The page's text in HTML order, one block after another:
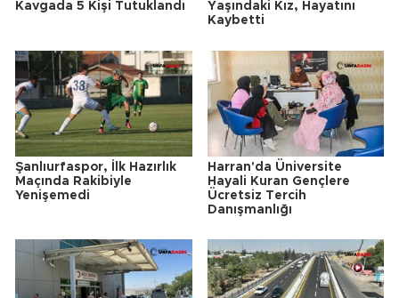
Kavgada 5 Kişi Tutuklandı
Yaşındaki Kız, Hayatını
Kaybetti
Şanlıurfaspor, İlk Hazırlık
Maçında Rakibiyle
Yenişemedi
Harran'da Üniversite
Hayali Kuran Gençlere
Ücretsiz Tercih
Danışmanlığı